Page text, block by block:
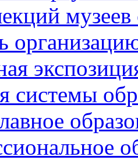
системы